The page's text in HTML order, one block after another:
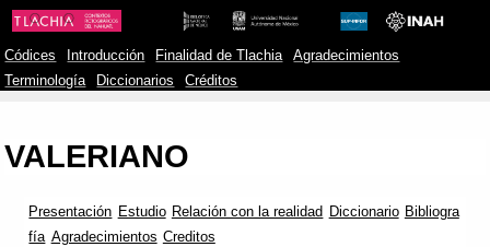
Códices Introducción Finalidad de Tlachia
Agradecimientos
Terminología
Diccionarios Créditos
VALERIANO
Presentación Estudio Relación con la realidad Diccionario Bibliogra
fía Agradecimientos Creditos